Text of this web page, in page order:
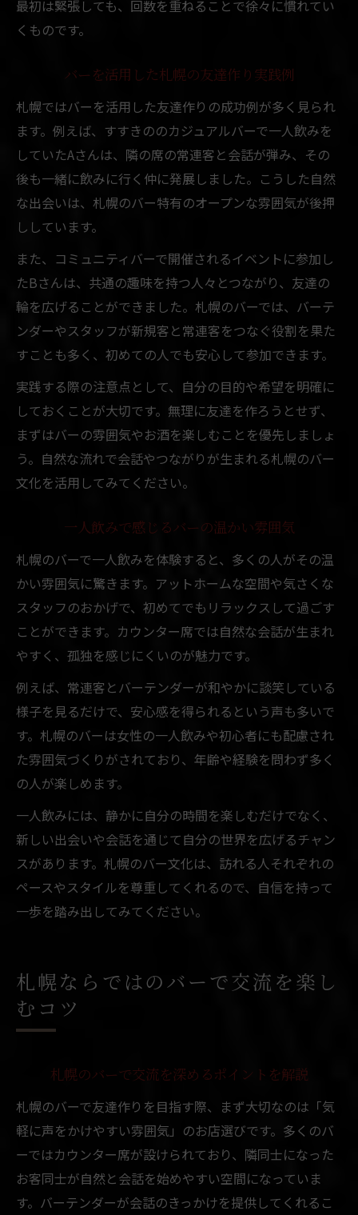
最初は緊張しても、回数を重ねることで徐々に慣れてい
くものです。
バーを活用した札幌の友達作り実践例
札幌ではバーを活用した友達作りの成功例が多く見られ
ます。例えば、すすきののカジュアルバーで一人飲みを
していたAさんは、隣の席の常連客と会話が弾み、その
後も一緒に飲みに行く仲に発展しました。こうした自然
な出会いは、札幌のバー特有のオープンな雰囲気が後押
ししています。
また、コミュニティバーで開催されるイベントに参加し
たBさんは、共通の趣味を持つ人々とつながり、友達の
輪を広げることができました。札幌のバーでは、バーテ
ンダーやスタッフが新規客と常連客をつなぐ役割を果た
すことも多く、初めての人でも安心して参加できます。
実践する際の注意点として、自分の目的や希望を明確に
しておくことが大切です。無理に友達を作ろうとせず、
まずはバーの雰囲気やお酒を楽しむことを優先しましょ
う。自然な流れで会話やつながりが生まれる札幌のバー
文化を活用してみてください。
一人飲みで感じるバーの温かい雰囲気
札幌のバーで一人飲みを体験すると、多くの人がその温
かい雰囲気に驚きます。アットホームな空間や気さくな
スタッフのおかげで、初めてでもリラックスして過ごす
ことができます。カウンター席では自然な会話が生まれ
やすく、孤独を感じにくいのが魅力です。
例えば、常連客とバーテンダーが和やかに談笑している
様子を見るだけで、安心感を得られるという声も多いで
す。札幌のバーは女性の一人飲みや初心者にも配慮され
た雰囲気づくりがされており、年齢や経験を問わず多く
の人が楽しめます。
一人飲みには、静かに自分の時間を楽しむだけでなく、
新しい出会いや会話を通じて自分の世界を広げるチャン
スがあります。札幌のバー文化は、訪れる人それぞれの
ペースやスタイルを尊重してくれるので、自信を持って
一歩を踏み出してみてください。
札幌ならではのバーで交流を楽し
むコツ
札幌のバーで交流を深めるポイントを解説
札幌のバーで友達作りを目指す際、まず大切なのは「気
軽に声をかけやすい雰囲気」のお店選びです。多くのバ
ーではカウンター席が設けられており、隣同士になった
お客同士が自然と会話を始めやすい空間になっていま
す。バーテンダーが会話のきっかけを提供してくれるこ